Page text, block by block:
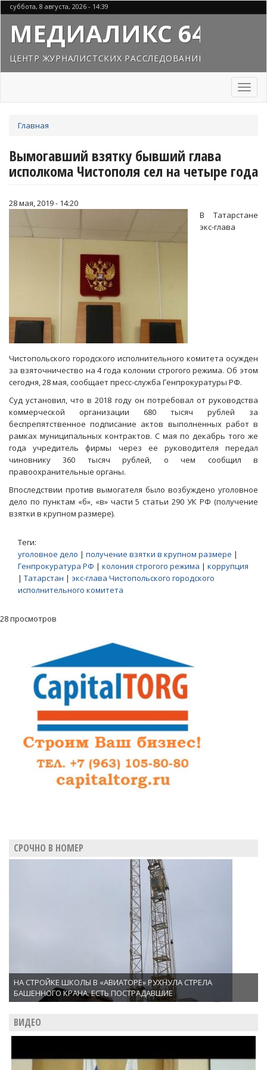
Перейти
к
основному
содержанию
суббота, 8 августа, 2026 - 14:39
МЕДИАЛИКС 64
ЦЕНТР ЖУРНАЛИСТСКИХ РАССЛЕДОВАНИЙ
Toggle
здесь
Главная
Вымогавший взятку бывший глава
исполкома Чистополя сел на четыре года
28 мая, 2019 - 14:20
В Татарстане
экс-глава
Чистопольского городского исполнительного комитета осужден
за взяточничество на 4 года колонии строгого режима. Об этом
сегодня, 28 мая, сообщает пресс-служба Генпрокуратуры РФ.
Суд установил, что в 2018 году он потребовал от руководства
коммерческой организации 680 тысяч рублей за
беспрепятственное подписание актов выполненных работ в
рамках муниципальных контрактов. С мая по декабрь того же
года учредитель фирмы через ее руководителя передал
чиновнику 360 тысяч рублей, о чем сообщил в
правоохранительные органы.
Впоследствии против вымогателя было возбуждено уголовное
дело по пунктам «б», «в» части 5 статьи 290 УК РФ (получение
взятки в крупном размере).
Теги:
уголовное дело | получение взятки в крупном размере |
Генпрокуратура РФ | колония строгого режима | коррупция
| Татарстан | экс-глава Чистопольского городского
исполнительного комитета
28 просмотров
СРОЧНО В НОМЕР
НА СТРОЙКЕ ШКОЛЫ В «АВИАТОРЕ» РУХНУЛА СТРЕЛА
БАШЕННОГО КРАНА. ЕСТЬ ПОСТРАДАВШИЕ
ВИДЕО